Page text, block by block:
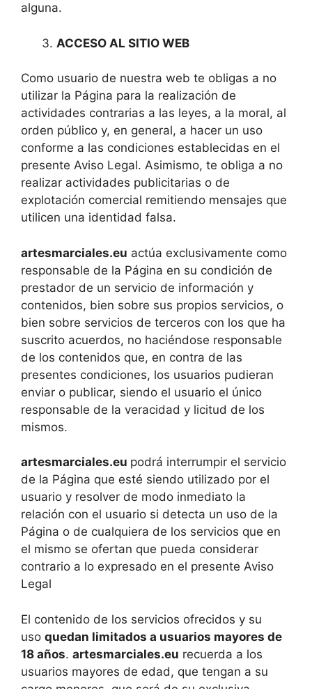
alguna.
ACCESO AL SITIO WEB
Como usuario de nuestra web te obligas a no
utilizar la Página para la realización de
actividades contrarias a las leyes, a la moral, al
orden público y, en general, a hacer un uso
conforme a las condiciones establecidas en el
presente Aviso Legal. Asimismo, te obliga a no
realizar actividades publicitarias o de
explotación comercial remitiendo mensajes que
utilicen una identidad falsa.
artesmarciales.eu actúa exclusivamente como
responsable de la Página en su condición de
prestador de un servicio de información y
contenidos, bien sobre sus propios servicios, o
bien sobre servicios de terceros con los que ha
suscrito acuerdos, no haciéndose responsable
de los contenidos que, en contra de las
presentes condiciones, los usuarios pudieran
enviar o publicar, siendo el usuario el único
responsable de la veracidad y licitud de los
mismos.
artesmarciales.eu podrá interrumpir el servicio
de la Página que esté siendo utilizado por el
usuario y resolver de modo inmediato la
relación con el usuario si detecta un uso de la
Página o de cualquiera de los servicios que en
el mismo se ofertan que pueda considerar
contrario a lo expresado en el presente Aviso
Legal
El contenido de los servicios ofrecidos y su
uso quedan limitados a usuarios mayores de
18 años. artesmarciales.eu recuerda a los
usuarios mayores de edad, que tengan a su